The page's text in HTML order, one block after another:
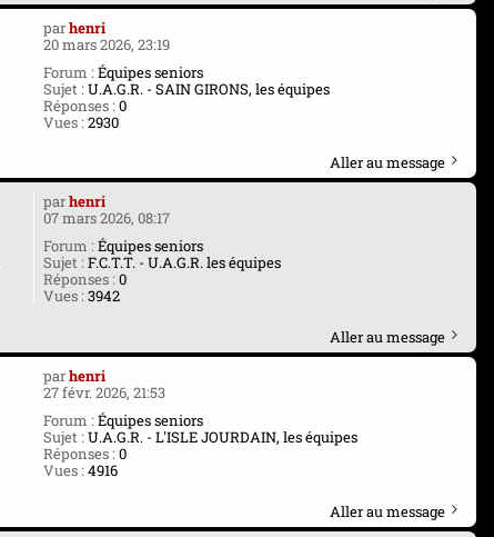
parhenri
20 mars 2026, 23:19
Forum :Équipes seniors
Sujet :U.A.G.R. - SAIN GIRONS, les équipes
Réponses :0
Vues :2930
Aller au message
parhenri
07 mars 2026, 08:17
Forum :Équipes seniors
Sujet :F.C.T.T. - U.A.G.R. les équipes
Réponses :0
Vues :3942
Aller au message
parhenri
27 févr. 2026, 21:53
Forum :Équipes seniors
Sujet :U.A.G.R. - L'ISLE JOURDAIN, les équipes
Réponses :0
Vues :4916
Aller au message